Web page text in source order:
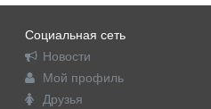
Социальная сеть
Новости
Мой профиль
Друзья